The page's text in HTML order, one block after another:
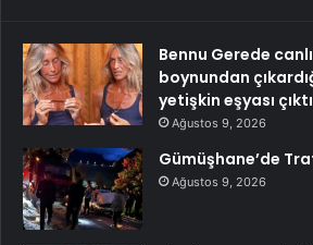
Bennu Gerede
boynundan
yetişkin eşyası çıktı
Ağustos 9, 2026
Gümüşhane’de
Ağustos 9, 2026